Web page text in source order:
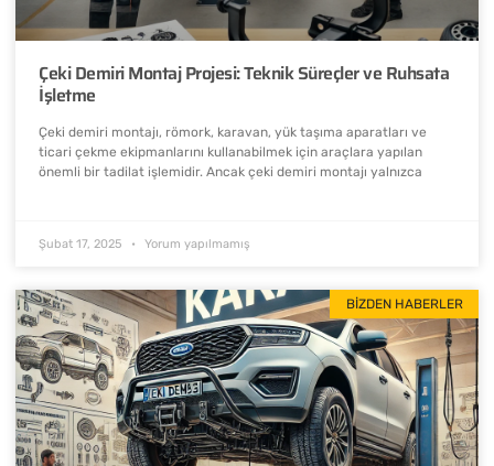
Çeki Demiri Montaj Projesi: Teknik Süreçler ve Ruhsata
İşletme
Çeki demiri montajı, römork, karavan, yük taşıma aparatları ve
ticari çekme ekipmanlarını kullanabilmek için araçlara yapılan
önemli bir tadilat işlemidir. Ancak çeki demiri montajı yalnızca
Şubat 17, 2025 Yorum yapılmamış
BIZDEN HABERLER